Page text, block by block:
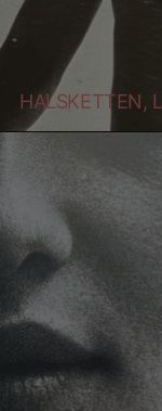
HALSKETTEN,